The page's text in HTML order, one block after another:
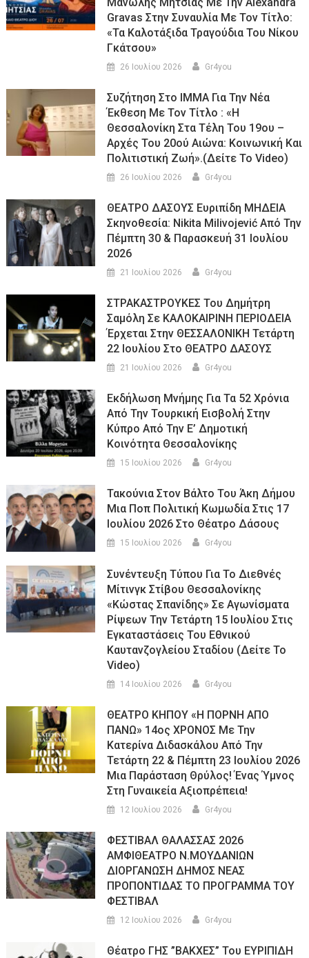
Gravas Στην Συναυλία Με Τον Τίτλο:
«τα Καλοτάξιδα Τραγούδια Του Νίκου
Γκάτσου»
26 Ιουλίου 2026 Gr4you
Συζήτηση Στο ΙΜΜΑ Για Την Νέα
Έκθεση Με Τον Τίτλο : «Η
Θεσσαλονίκη Στα Τέλη Του 19ου –
Αρχές Του 20ού Αιώνα: Κοινωνική Και
Πολιτιστική Ζωή».(Δείτε Το Video)
26 Ιουλίου 2026 Gr4you
ΘΕΑΤΡΟ ΔΑΣΟΥΣ Ευριπίδη ΜΗΔΕΙΑ
Σκηνοθεσία: Nikita Milivojević Από Την
Πέμπτη 30 & Παρασκευή 31 Ιουλίου
2026
21 Ιουλίου 2026 Gr4you
ΣΤΡΑΚΑΣΤΡΟΥΚΕΣ Του Δημήτρη
Σαμόλη Σε ΚΑΛΟΚΑΙΡΙΝΗ ΠΕΡΙΟΔΕΙΑ
Έρχεται Στην ΘΕΣΣΑΛΟΝΙΚΗ Τετάρτη
22 Ιουλίου Στο ΘΕΑΤΡΟ ΔΑΣΟΥΣ
21 Ιουλίου 2026 Gr4you
Εκδήλωση Μνήμης Για Τα 52 Χρόνια
Από Την Τουρκική Εισβολή Στην
Κύπρο Από Την Ε’ Δημοτική
Κοινότητα Θεσσαλονίκης
15 Ιουλίου 2026 Gr4you
Τακούνια Στον Βάλτο Του Άκη Δήμου
Μια Ποπ Πολιτική Κωμωδία Στις 17
Ιουλίου 2026 Στο Θέατρο Δάσους
15 Ιουλίου 2026 Gr4you
Συνέντευξη Τύπου Για Το Διεθνές
Μίτινγκ Στίβου Θεσσαλονίκης
«Κώστας Σπανίδης» Σε Αγωνίσματα
Ρίψεων Την Τετάρτη 15 Ιουλίου Στις
Εγκαταστάσεις Του Εθνικού
Καυτανζογλείου Σταδίου (Δείτε Το
Video)
14 Ιουλίου 2026 Gr4you
ΘΕΑΤΡΟ ΚΗΠΟΥ «Η ΠΟΡΝΗ ΑΠΟ
ΠΑΝΩ» 14ος ΧΡΟΝΟΣ Με Την
Κατερίνα Διδασκάλου Από Την
Τετάρτη 22 & Πέμπτη 23 Ιουλίου 2026
Μια Παράσταση Θρύλος! Ένας Ύμνος
Στη Γυναικεία Αξιοπρέπεια!
12 Ιουλίου 2026 Gr4you
ΦΕΣΤΙΒΑΛ ΘΑΛΑΣΣΑΣ 2026
ΑΜΦΙΘΕΑΤΡΟ Ν.ΜΟΥΔΑΝΙΩΝ
ΔΙΟΡΓΑΝΩΣΗ ΔΗΜΟΣ ΝΕΑΣ
ΠΡΟΠΟΝΤΙΔΑΣ ΤΟ ΠΡΟΓΡΑΜΜΑ ΤΟΥ
ΦΕΣΤΙΒΑΛ
12 Ιουλίου 2026 Gr4you
Θέατρο ΓΗΣ ”ΒΑΚΧΕΣ” Του ΕΥΡΙΠΙΔΗ